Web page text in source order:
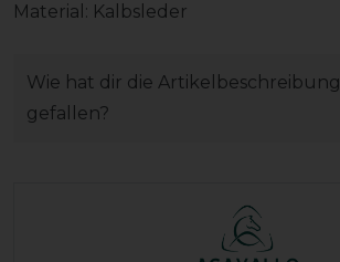
Material: Kalbsleder
Wie hat dir die Artikelbeschreibung
gefallen?